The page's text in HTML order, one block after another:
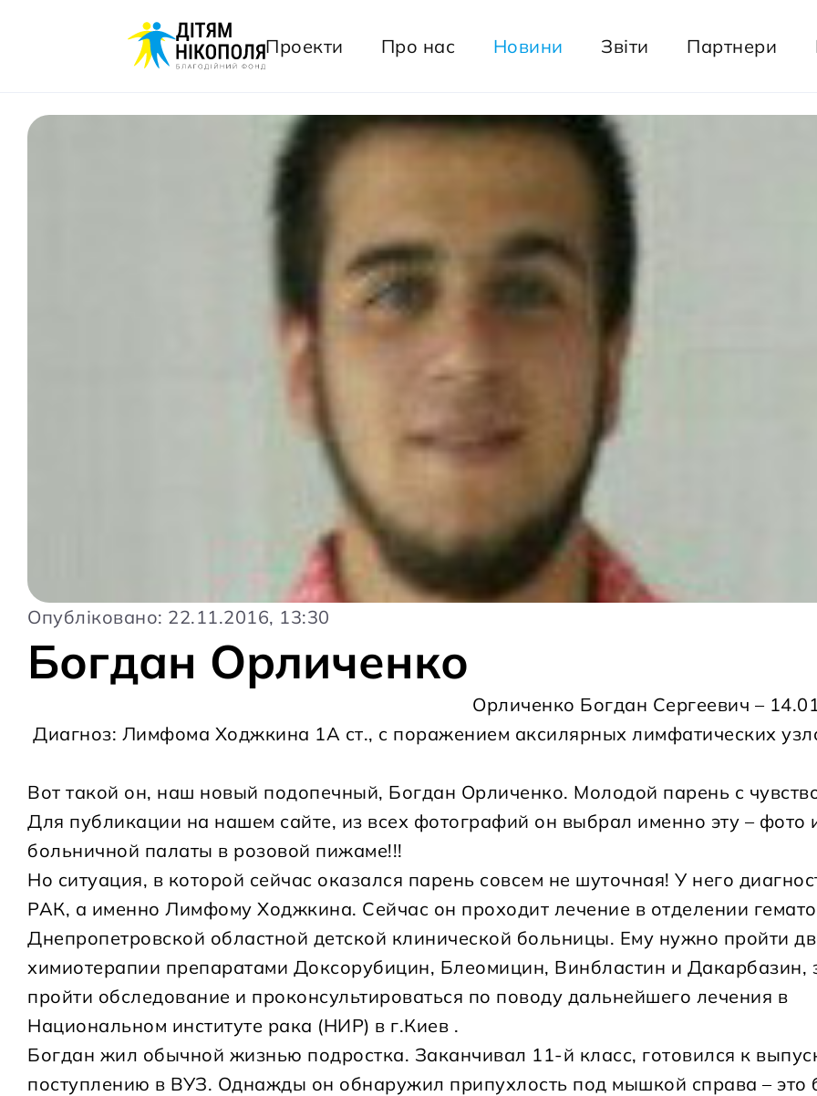
Проекти Про нас Новини Звіти Партнери
Опубліковано: 22.11.2016, 13:30
Богдан Орличенко
Орличенко Богдан Сергеевич –
Диагноз: Лимфома Ходжкина 1А ст., с поражением аксилярных лимфатических
Вот такой он, наш новый подопечный, Богдан Орличенко. Молодой парень с
Для публикации на нашем сайте, из всех фотографий он выбрал именно эту – фото
больничной палаты в розовой пижаме!!!
Но ситуация, в которой сейчас оказался парень совсем не шуточная! У него
РАК, а именно Лимфому Ходжкина. Сейчас он проходит лечение в отделении
Днепропетровской областной детской клинической больницы. Ему нужно пройти
химиотерапии препаратами Доксорубицин, Блеомицин, Винбластин и Дакарбазин,
пройти обследование и проконсультироваться по поводу дальнейшего лечения в
Национальном институте рака (НИР) в г.Киев .
Богдан жил обычной жизнью подростка. Заканчивал 11-й класс, готовился к
поступлению в ВУЗ. Однажды он обнаружил припухлость под мышкой справа – это